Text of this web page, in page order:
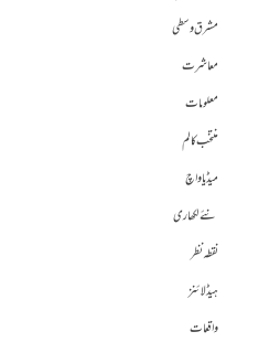
مشرق وسطی
معاشرت
معلومات
منتخب کالم
میڈیا واچ
نئے لکھاری
نقطہ نظر
ہیڈلائنز
واقعات